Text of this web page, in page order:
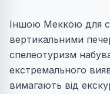
Іншою Меккою для
вертикальними
спелеотуризм
екстремального
вимагають від